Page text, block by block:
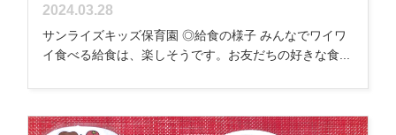
2024.03.28
サンライズキッズ保育園 ◎給食の様子 みんなでワイワ
イ食べる給食は、楽しそうです。お友だちの好きな食...